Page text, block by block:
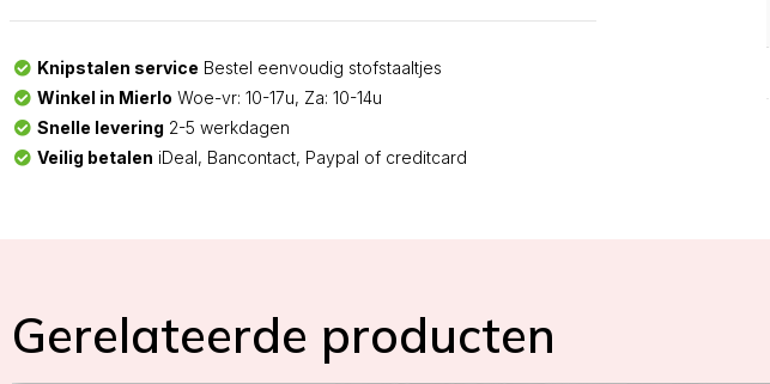
Knipstalen service Bestel eenvoudig stofstaaltjes
Winkel in Mierlo Woe-vr: 10-17u, Za: 10-14u
Snelle levering 2-5 werkdagen
Veilig betalen iDeal, Bancontact, Paypal of creditcard
Gerelateerde producten